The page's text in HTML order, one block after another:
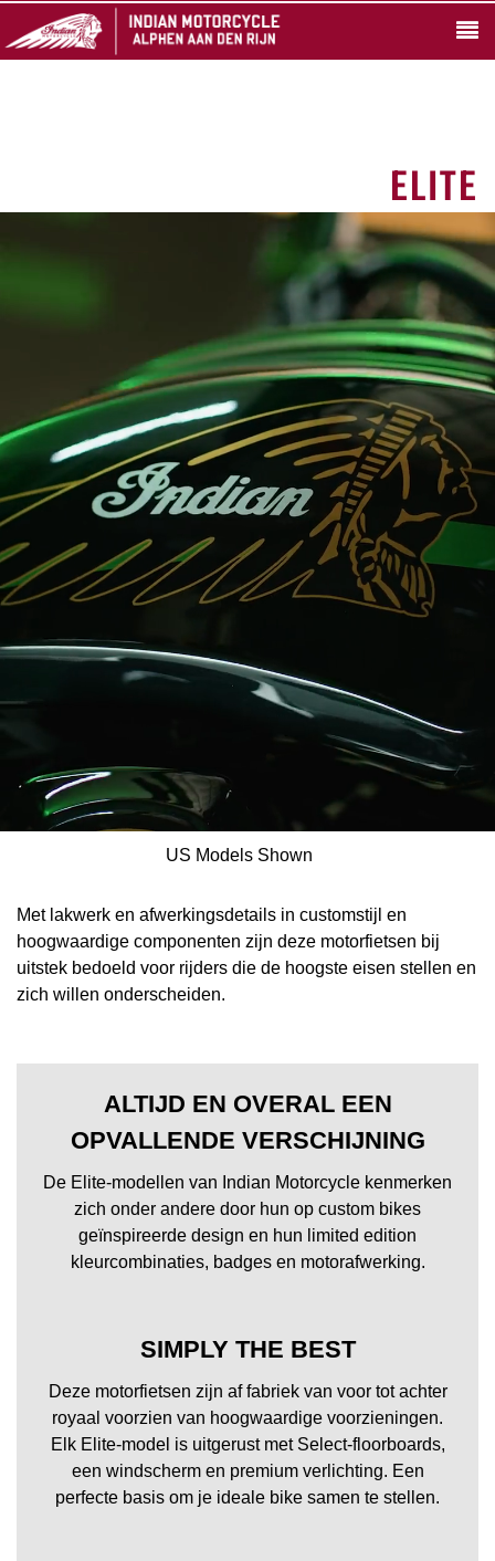
ELITE
US Models Shown
Met lakwerk en afwerkingsdetails in customstijl en
hoogwaardige componenten zijn deze motorfietsen bij
uitstek bedoeld voor rijders die de hoogste eisen stellen en
zich willen onderscheiden.
ALTIJD EN OVERAL EEN
OPVALLENDE VERSCHIJNING
De Elite-modellen van Indian Motorcycle kenmerken
zich onder andere door hun op custom bikes
geïnspireerde design en hun limited edition
kleurcombinaties, badges en motorafwerking.
SIMPLY THE BEST
Deze motorfietsen zijn af fabriek van voor tot achter
royaal voorzien van hoogwaardige voorzieningen.
Elk Elite-model is uitgerust met Select-floorboards,
een windscherm en premium verlichting. Een
perfecte basis om je ideale bike samen te stellen.